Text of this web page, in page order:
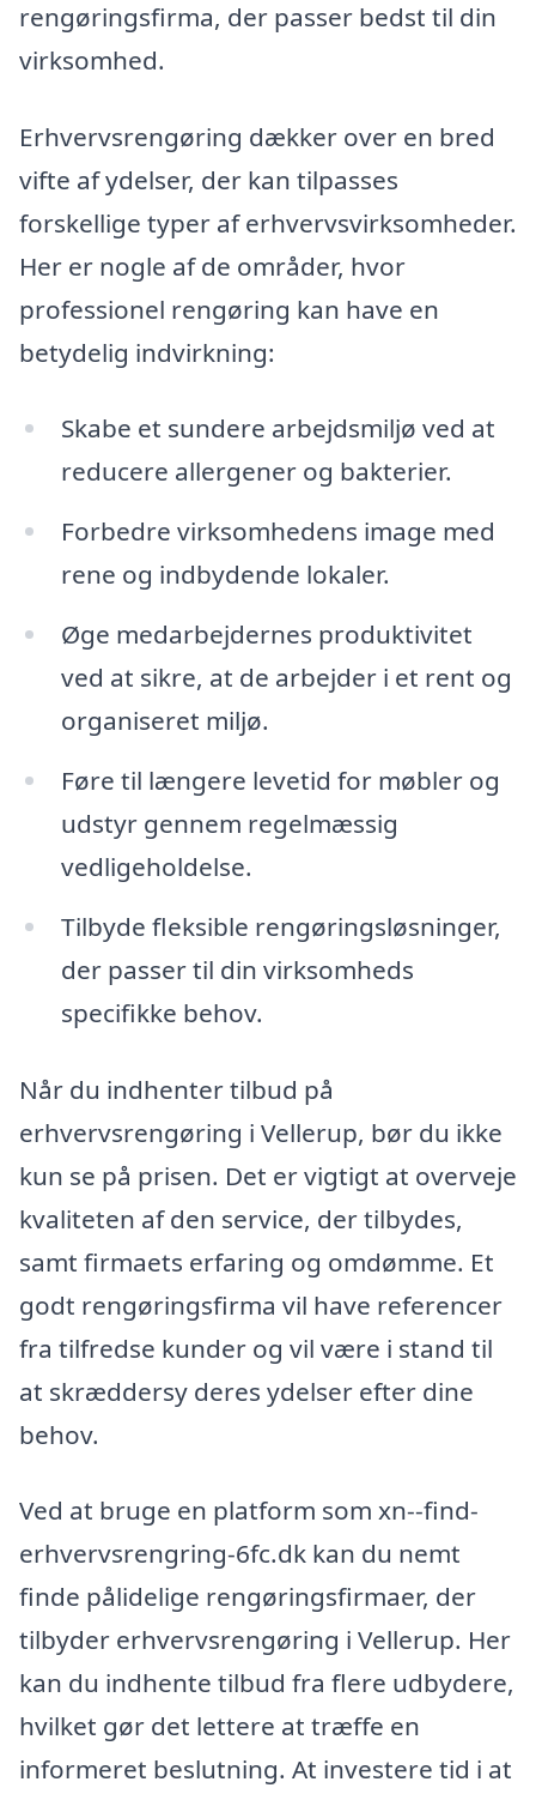
rengøringsfirma, der passer bedst til din
virksomhed.
Erhvervsrengøring dækker over en bred
vifte af ydelser, der kan tilpasses
forskellige typer af erhvervsvirksomheder.
Her er nogle af de områder, hvor
professionel rengøring kan have en
betydelig indvirkning:
Skabe et sundere arbejdsmiljø ved at
reducere allergener og bakterier.
Forbedre virksomhedens image med
rene og indbydende lokaler.
Øge medarbejdernes produktivitet
ved at sikre, at de arbejder i et rent og
organiseret miljø.
Føre til længere levetid for møbler og
udstyr gennem regelmæssig
vedligeholdelse.
Tilbyde fleksible rengøringsløsninger,
der passer til din virksomheds
specifikke behov.
Når du indhenter tilbud på
erhvervsrengøring i Vellerup, bør du ikke
kun se på prisen. Det er vigtigt at overveje
kvaliteten af den service, der tilbydes,
samt firmaets erfaring og omdømme. Et
godt rengøringsfirma vil have referencer
fra tilfredse kunder og vil være i stand til
at skræddersy deres ydelser efter dine
behov.
Ved at bruge en platform som xn--find-
erhvervsrengring-6fc.dk kan du nemt
finde pålidelige rengøringsfirmaer, der
tilbyder erhvervsrengøring i Vellerup. Her
kan du indhente tilbud fra flere udbydere,
hvilket gør det lettere at træffe en
informeret beslutning. At investere tid i at